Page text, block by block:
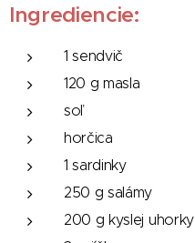
Ingrediencie:
1 sendvič
120 g masla
soľ
horčica
1 sardinky
250 g salámy
200 g kyslej uhorky